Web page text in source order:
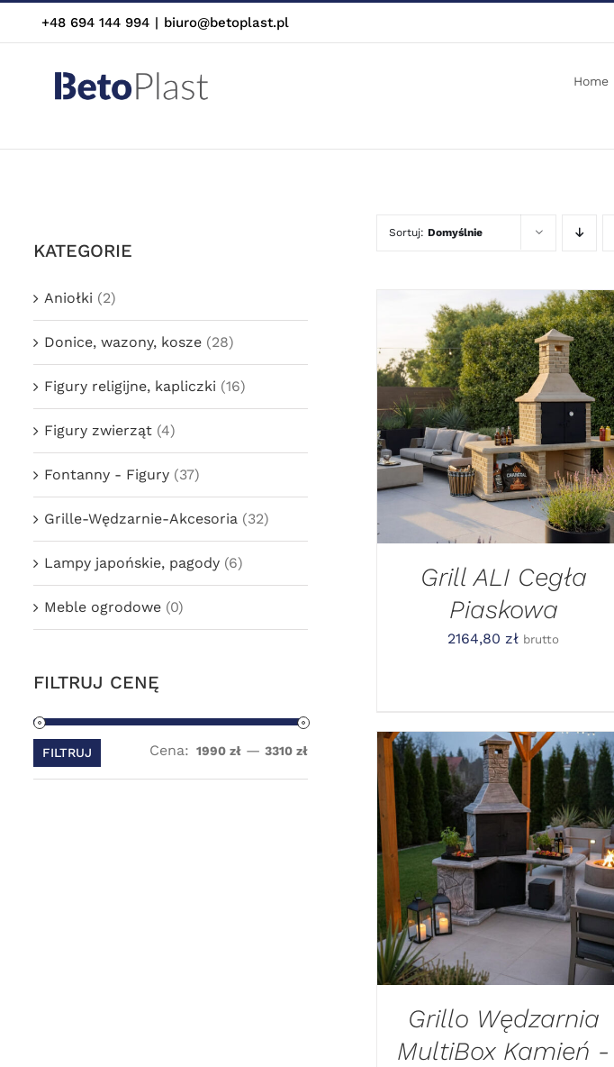
+48 694 144 994 | biuro@betoplast.pl
Home
Sortuj: Domyślnie
DODAJ DO KOSZYKA
/
SZYBKI PODGLĄD
Grill ALI Cegła
Piaskowa
2164,80 zł brutto
DODAJ DO KOSZYKA
/
SZYBKI PODGLĄD
Grillo Wędzarnia
MultiBox Kamień -
KATEGORIE
Aniołki (2)
Donice, wazony, kosze (28)
Figury religijne, kapliczki (16)
Figury zwierząt (4)
Fontanny - Figury (37)
Grille-Wędzarnie-Akcesoria (32)
Lampy japońskie, pagody (6)
Meble ogrodowe (0)
FILTRUJ CENĘ
Cena
min
Cena
max
FILTRUJ Cena: 1990 zł— 3310 zł